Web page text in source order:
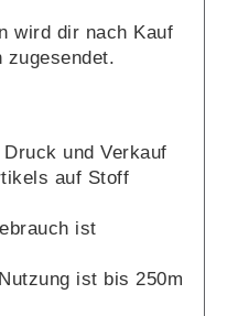
wird dir nach Kauf
zugesendet.
und Verkauf
auf Stoff
ist
ist bis 250m